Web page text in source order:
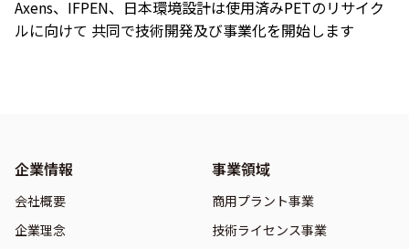
Axens、IFPEN、日本環境設計は使用済みPETのリサイク
ルに向けて 共同で技術開発及び事業化を開始します
企業情報
会社概要
企業理念
事業領域
商用プラント事業
技術ライセンス事業